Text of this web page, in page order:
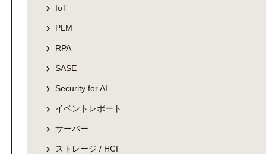
IoT
PLM
RPA
SASE
Security for AI
イベントレポート
サーバー
ストレージ / HCI